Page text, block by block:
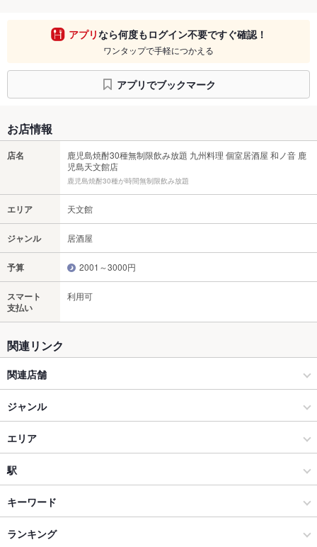
アプリなら何度もログイン不要ですぐ確認！
ワンタップで手軽につかえる
アプリでブックマーク
お店情報
店名
鹿児島焼酎30種無制限飲み放題 九州料理 個室居酒屋 和ノ音 鹿
児島天文館店
鹿児島焼酎30種が時間無制限飲み放題
エリア 天文館
ジャンル 居酒屋
予算 2001～3000円
スマート
支払い
利用可
関連リンク
関連店舗
和咲美 wasabi
ジャンル
居酒屋
和風
鹿児島市 天文館・中央駅・ふ頭 × 居酒屋
鹿児島市 天文館・中央駅・ふ頭 × 和風
エリア
天文館
天文館 × 居酒屋
天文館 × 和風
駅
鹿児島駅
鹿児島中央駅
キーワード
手羽先 からあげ
ランキング